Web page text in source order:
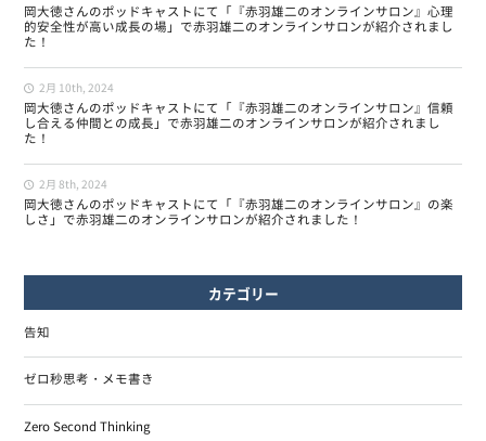
岡大徳さんのポッドキャストにて「『赤羽雄二のオンラインサロン』心理
的安全性が高い成長の場」で赤羽雄二のオンラインサロンが紹介されまし
た！
2月 10th, 2024
岡大徳さんのポッドキャストにて「『赤羽雄二のオンラインサロン』信頼
し合える仲間との成長」で赤羽雄二のオンラインサロンが紹介されまし
た！
2月 8th, 2024
岡大徳さんのポッドキャストにて「『赤羽雄二のオンラインサロン』の楽
しさ」で赤羽雄二のオンラインサロンが紹介されました！
カテゴリー
告知
ゼロ秒思考・メモ書き
Zero Second Thinking